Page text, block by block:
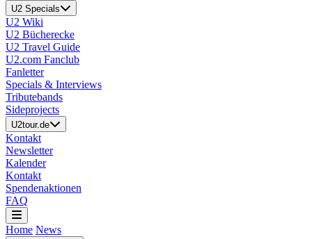
U2 Specials
U2 Wiki
U2 Bücherecke
U2 Travel Guide
U2.com Fanclub
Fanletter
Specials & Interviews
Tributebands
Sideprojects
U2tour.de
Kontakt
Newsletter
Kalender
Kontakt
Spendenaktionen
FAQ
Home News